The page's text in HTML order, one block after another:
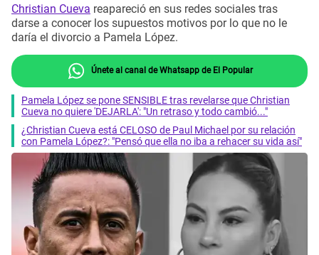
Christian Cueva reapareció en sus redes sociales tras
darse a conocer los supuestos motivos por lo que no le
daría el divorcio a Pamela López.
Únete al canal de Whatsapp de El Popular
Pamela López se pone SENSIBLE tras revelarse que Christian
Cueva no quiere 'DEJARLA': "Un retraso y todo cambió..."
¿Christian Cueva está CELOSO de Paul Michael por su relación
con Pamela López?: "Pensó que ella no iba a rehacer su vida así"